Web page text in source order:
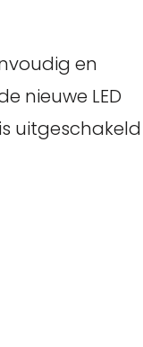
en
nieuwe LED
uitgeschakeld